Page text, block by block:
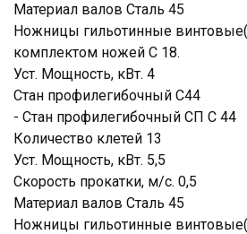
Материал валов Сталь 45
Ножницы гильотинные
комплектом ножей С 18.
Уст. Мощность, кВт. 4
Стан профилегибочный С44
- Стан профилегибочный СП С 44
Количество клетей 13
Уст. Мощность, кВт. 5,5
Скорость прокатки, м/с. 0,5
Материал валов Сталь 45
Ножницы гильотинные